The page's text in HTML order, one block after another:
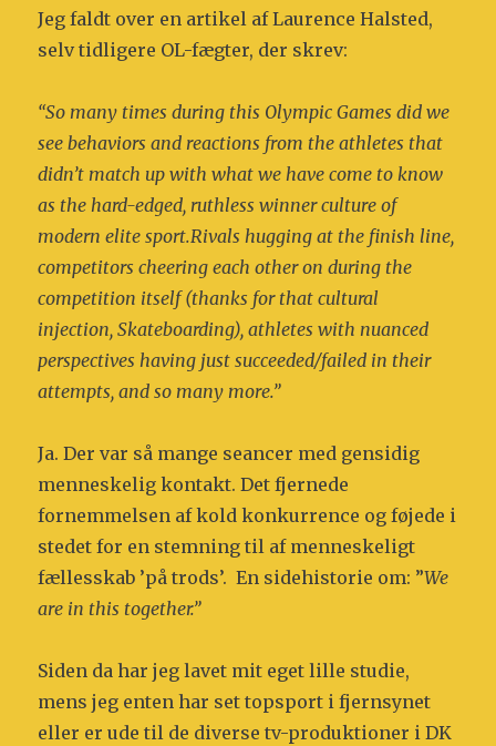
Jeg faldt over en artikel af Laurence Halsted,
selv tidligere OL-fægter, der skrev:
“So many times during this Olympic Games did we
see behaviors and reactions from the athletes that
didn’t match up with what we have come to know
as the hard-edged, ruthless winner culture of
modern elite sport.Rivals hugging at the finish line,
competitors cheering each other on during the
competition itself (thanks for that cultural
injection, Skateboarding), athletes with nuanced
perspectives having just succeeded/failed in their
attempts, and so many more.”
Ja. Der var så mange seancer med gensidig
menneskelig kontakt. Det fjernede
fornemmelsen af kold konkurrence og føjede i
stedet for en stemning til af menneskeligt
fællesskab ’på trods’. En sidehistorie om: ”We
are in this together.”
Siden da har jeg lavet mit eget lille studie,
mens jeg enten har set topsport i fjernsynet
eller er ude til de diverse tv-produktioner i DK